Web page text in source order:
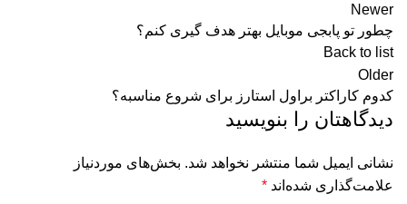
Newer
چطور تو پابجی موبایل بهتر هدف گیری کنم؟
Back to list
Older
کدوم کاراکتر براول استارز برای شروع مناسبه؟
دیدگاهتان را بنویسید
نشانی ایمیل شما منتشر نخواهد شد. بخش‌های موردنیاز
علامت‌گذاری شده‌اند *